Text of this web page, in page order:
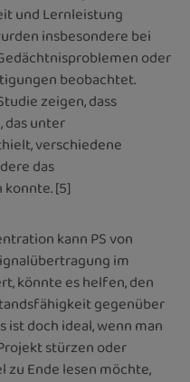
und Lernleistung
insbesondere bei
oder
beobachtet.
zeigen, dass
das unter
verschiedene
das
[5]
kann PS von
im
könnte es helfen, den
gegenüber
ist doch ideal, wenn man
stürzen oder
Ende lesen möchte,